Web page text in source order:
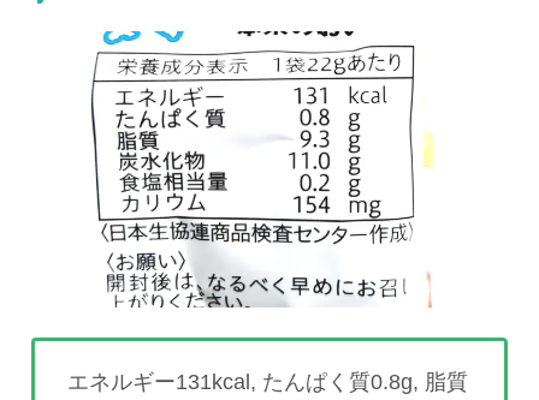
エネルギー131kcal, たんぱく質0.8g, 脂質